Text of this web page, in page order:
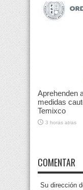
Aprehenden
medidas
Temixco
3 horas atras
COMENTAR
Su dirección